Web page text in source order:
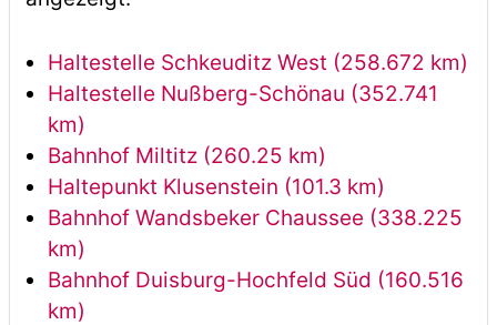
Haltestelle Schkeuditz West (258.672 km)
Haltestelle Nußberg-Schönau (352.741
km)
Bahnhof Miltitz (260.25 km)
Haltepunkt Klusenstein (101.3 km)
Bahnhof Wandsbeker Chaussee (338.225
km)
Bahnhof Duisburg-Hochfeld Süd (160.516
km)